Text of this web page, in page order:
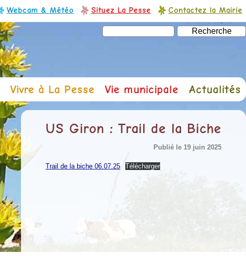
Webcam & Météo Situez La Pesse Contactez la Mairie
Vivre à La Pesse Vie municipale Actualités
US Giron : Trail de la Biche
Publié le 19 juin 2025
Trail de la biche 06.07.25 Télécharger